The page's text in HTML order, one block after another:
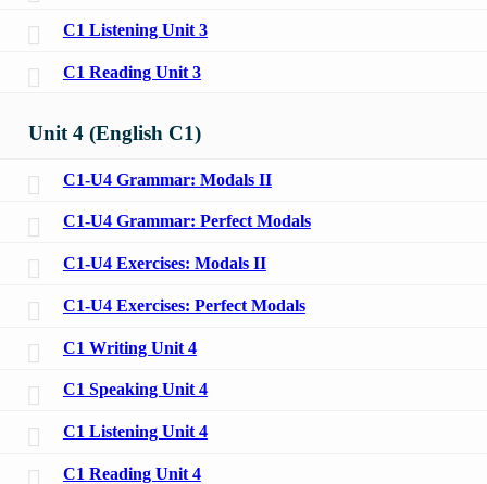
C1 Listening Unit 3
C1 Reading Unit 3
Unit 4 (English C1)
C1-U4 Grammar: Modals II
C1-U4 Grammar: Perfect Modals
C1-U4 Exercises: Modals II
C1-U4 Exercises: Perfect Modals
C1 Writing Unit 4
C1 Speaking Unit 4
C1 Listening Unit 4
C1 Reading Unit 4